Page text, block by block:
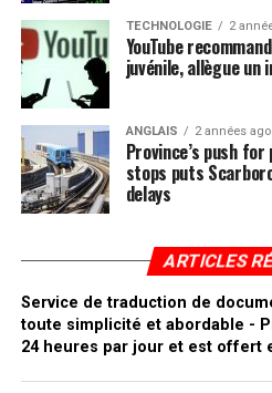
TECHNOLOGIE 2
YouTube
juvénile, allègue un
ANGLAIS 2 années ago
Province’s push
stops puts
delays
ARTICLES
Service de traduction de
toute simplicité et abordable -
24 heures par jour et est offert